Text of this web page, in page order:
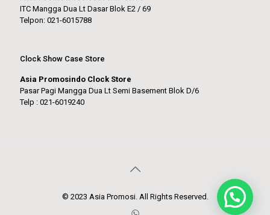
ITC Mangga Dua Lt Dasar Blok E2 / 69
Telpon: 021-6015788
Clock Show Case Store
Asia Promosindo Clock Store
Pasar Pagi Mangga Dua Lt Semi Basement Blok D/6
Telp : 021-6019240
© 2023 Asia Promosi. All Rights Reserved.